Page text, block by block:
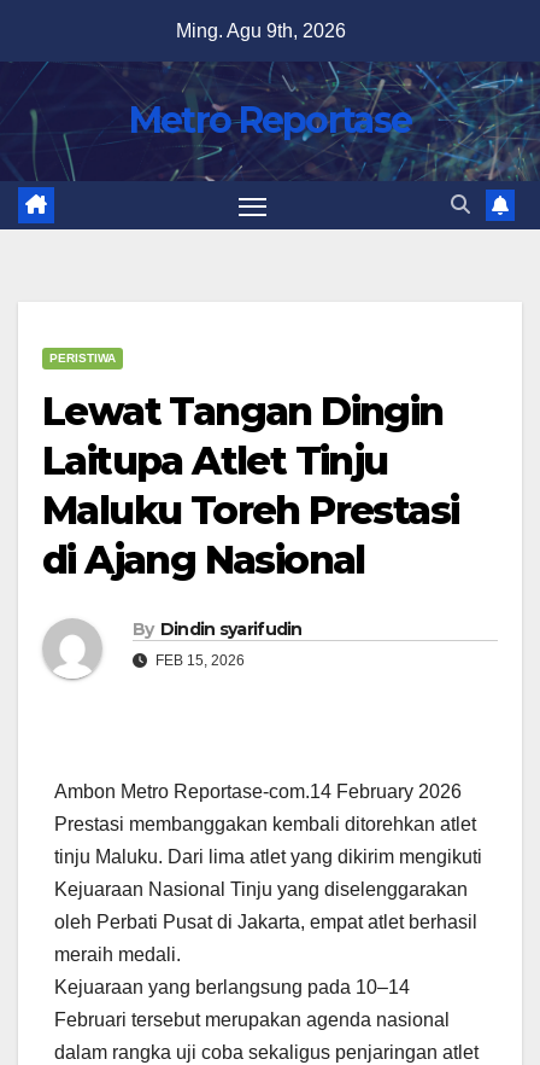
content
Ming. Agu 9th, 2026
Metro Reportase
PERISTIWA
Lewat Tangan Dingin
Laitupa Atlet Tinju
Maluku Toreh Prestasi
di Ajang Nasional
By Dindin syarifudin
FEB 15, 2026
Ambon Metro Reportase-com.14 February 2026
Prestasi membanggakan kembali ditorehkan atlet
tinju Maluku. Dari lima atlet yang dikirim mengikuti
Kejuaraan Nasional Tinju yang diselenggarakan
oleh Perbati Pusat di Jakarta, empat atlet berhasil
meraih medali.
Kejuaraan yang berlangsung pada 10–14
Februari tersebut merupakan agenda nasional
dalam rangka uji coba sekaligus penjaringan atlet